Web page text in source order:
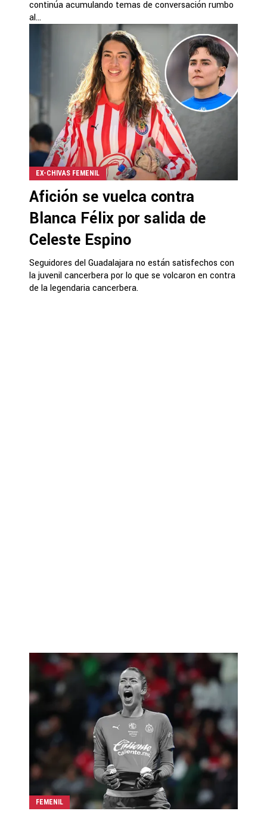
continúa acumulando temas de conversación rumbo
al...
EX-CHIVAS FEMENIL
Afición se vuelca contra
Blanca Félix por salida de
Celeste Espino
Seguidores del Guadalajara no están satisfechos con
la juvenil cancerbera por lo que se volcaron en contra
de la legendaria cancerbera.
FEMENIL